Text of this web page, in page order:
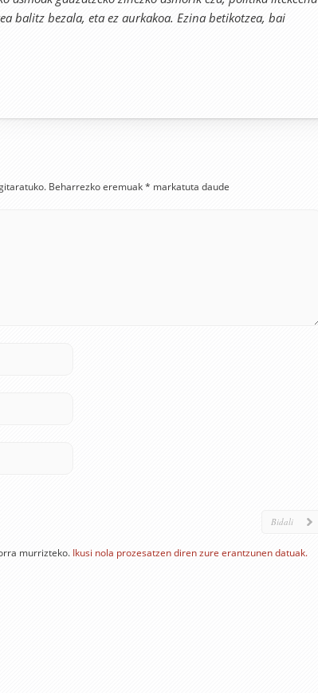
balitz bezala, eta ez aurkakoa. Ezina betikotzea, bai
Beharrezko eremuak* markatuta daude
murrizteko. Ikusi nola prozesatzen diren zure erantzunen datuak.